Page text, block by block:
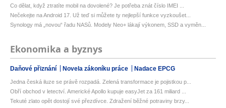
Co dělat, když ztratíte mobil na dovolené? Je potřeba znát číslo IMEI ...
Nečekejte na Android 17. Už teď si můžete ty nejlepší funkce vyzkoušet...
Synology má „novou“ řadu NASů. Modely Neo+ lákají výkonem, SSD a vyměn...
Ekonomika a byznys
Daňové přiznání Novela zákoníku práce Nadace EPCG
Jedna česká iluze se právě rozpadá. Zelená transformace je pojistkou p...
Obří obchod v letectví. Americké Apollo kupuje easyJet za 161 miliard ...
Tekuté zlato opět dostojí své přezdívce. Zdražení běžné potraviny brzy...